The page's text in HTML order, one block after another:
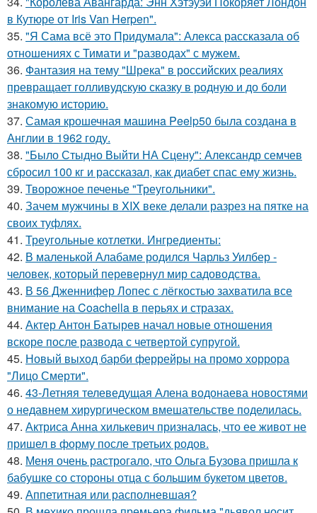
в Кутюре от Iris Van Herpen".
35. "Я Сама всё это Придумала": Алекса рассказала об
отношениях с Тимати и "разводах" с мужем.
36. Фантазия на тему "Шрека" в российских реалиях
превращает голливудскую сказку в родную и до боли
знакомую историю.
37. Самая крошечная машинa Peelp50 была созданa в
Англии в 1962 году.
38. "Было Стыдно Выйти НА Сцену": Александр семчев
сбросил 100 кг и рассказал, как диабет спас ему жизнь.
39. Творожное печенье "Треугольники".
40. Зачем мужчины в XIX веке делали разрез на пятке на
своих туфлях.
41. Треугольные котлетки. Ингредиенты:
42. В маленькой Алабаме родился Чарльз Уилбер -
человек, который перевернул мир садоводства.
43. В 56 Дженнифер Лопес с лёгкостью захватила все
внимание на Coachella в перьях и стразах.
44. Актер Антон Батырев начал новые отношения
вскоре после развода с четвертой супругой.
45. Новый выход барби феррейры на промо хоррора
"Лицо Смерти".
46. 43-Летняя телеведущая Алена водонаева новостями
о недавнем хирургическом вмешательстве поделилась.
47. Актриса Анна хилькевич призналась, что ее живот не
пришел в форму после третьих родов.
48. Меня очень растрогало, что Ольга Бузова пришла к
бабушке со стороны отца с большим букетом цветов.
49. Аппетитная или располневшая?